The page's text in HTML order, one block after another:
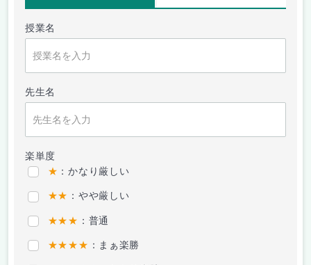
授業名
先生名
楽単度
★ ：かなり厳しい
★★ ：やや厳しい
★★★ ：普通
★★★★ ：まぁ楽勝